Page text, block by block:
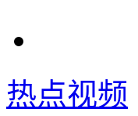
热点视频